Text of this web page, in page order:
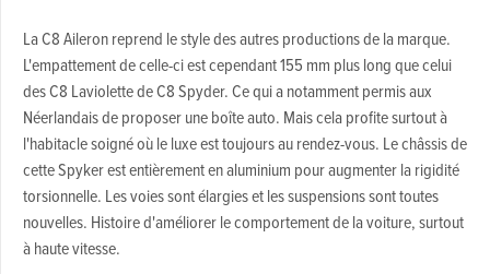
La C8 Aileron reprend le style des autres productions de la marque.
L'empattement de celle-ci est cependant 155 mm plus long que celui
des C8 Laviolette de C8 Spyder. Ce qui a notamment permis aux
Néerlandais de proposer une boîte auto. Mais cela profite surtout à
l'habitacle soigné où le luxe est toujours au rendez-vous. Le châssis de
cette Spyker est entièrement en aluminium pour augmenter la rigidité
torsionnelle. Les voies sont élargies et les suspensions sont toutes
nouvelles. Histoire d'améliorer le comportement de la voiture, surtout
à haute vitesse.